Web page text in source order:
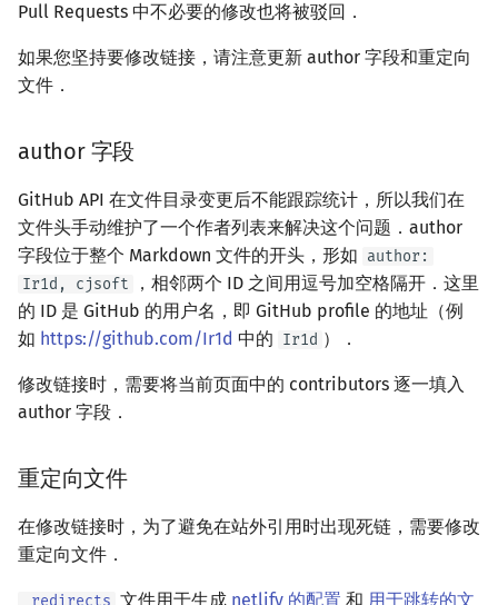
Pull Requests 中不必要的修改也将被驳回．
如果您坚持要修改链接，请注意更新 author 字段和重定向
文件．
author 字段
GitHub API 在文件目录变更后不能跟踪统计，所以我们在
文件头手动维护了一个作者列表来解决这个问题．author
字段位于整个 Markdown 文件的开头，形如 author:
Ir1d, cjsoft
，相邻两个 ID 之间用逗号加空格隔开．这里
的 ID 是 GitHub 的用户名，即 GitHub profile 的地址（例
如 https://github.com/Ir1d 中的 Ir1d ）．
修改链接时，需要将当前页面中的 contributors 逐一填入
author 字段．
重定向文件
在修改链接时，为了避免在站外引用时出现死链，需要修改
重定向文件．
文件用于生成 netlify 的配置 和 用于跳转的文